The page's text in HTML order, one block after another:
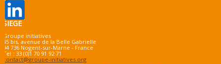
SIEGE
Groupe initiatives
45 bis, avenue de la Belle Gabrielle
94 736 Nogent-sur-Marne - France
Tel : 33 (0)1 70 91 92 71
contact@groupe-initiatives.org